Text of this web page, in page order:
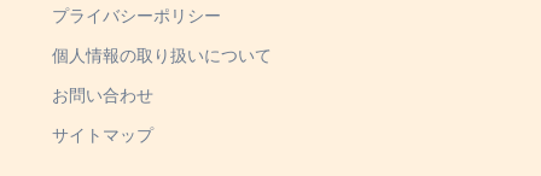
プライバシーポリシー
個人情報の取り扱いについて
お問い合わせ
サイトマップ